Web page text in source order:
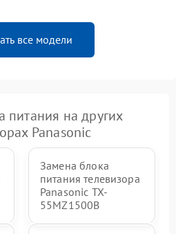
все модели
питания на других
Panasonic
Замена блока
питания телевизора
Panasonic TX-
55MZ1500B